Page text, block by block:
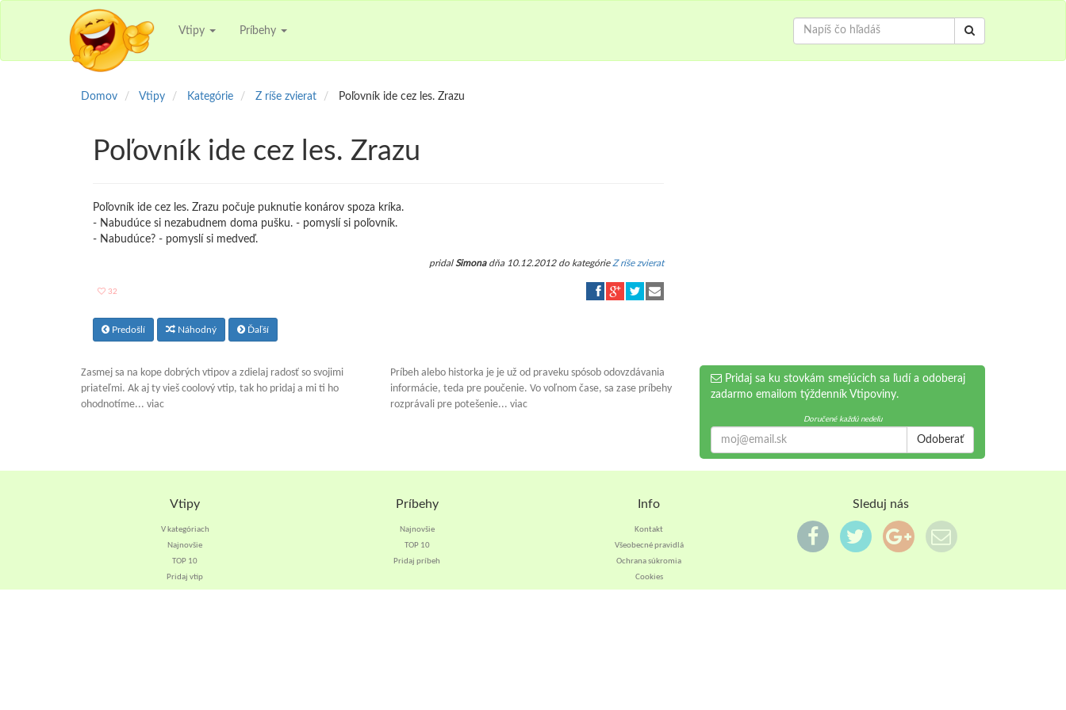
Vtipy Príbehy
Domov Vtipy Kategórie Z ríše zvierat Poľovník ide cez les. Zrazu
Poľovník ide cez les. Zrazu
Poľovník ide cez les. Zrazu počuje puknutie konárov spoza kríka.
- Nabudúce si nezabudnem doma pušku. - pomyslí si poľovník.
- Nabudúce? - pomyslí si medveď.
pridalSimonadňa 10.12.2012 do kategórie Z ríše zvierat
32
Predošlí Náhodný Ďaľší
Zasmej sa na kope dobrých vtipov a zdielaj radosť so svojimi
priateľmi. Ak aj ty vieš coolový vtip, tak ho pridaj a mi ti ho
ohodnotíme... viac
Príbeh alebo historka je je už od praveku spósob odovzdávania
informácie, teda pre poučenie. Vo voľnom čase, sa zase príbehy
rozprávali pre potešenie... viac
Pridaj sa ku stovkám smejúcich sa ľudí a odoberaj
zadarmo emailom týždenník Vtipoviny.
Doručené každú nedeľu
Odoberať
Vtipy
V kategóriach
Najnovšie
TOP 10
Pridaj vtip
Príbehy
Najnovšie
TOP 10
Pridaj príbeh
Info
Kontakt
Všeobecné pravidlá
Ochrana súkromia
Cookies
Sleduj nás